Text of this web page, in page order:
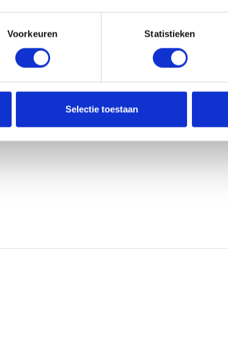
Voorkeuren Statistieken
Selectie toestaan
5/
Ineke Luytenop 13 Februari 2026